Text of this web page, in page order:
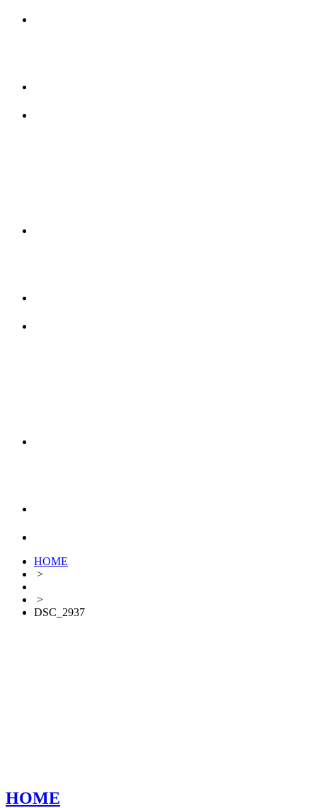
HOME
>
>
DSC_2937
HOME